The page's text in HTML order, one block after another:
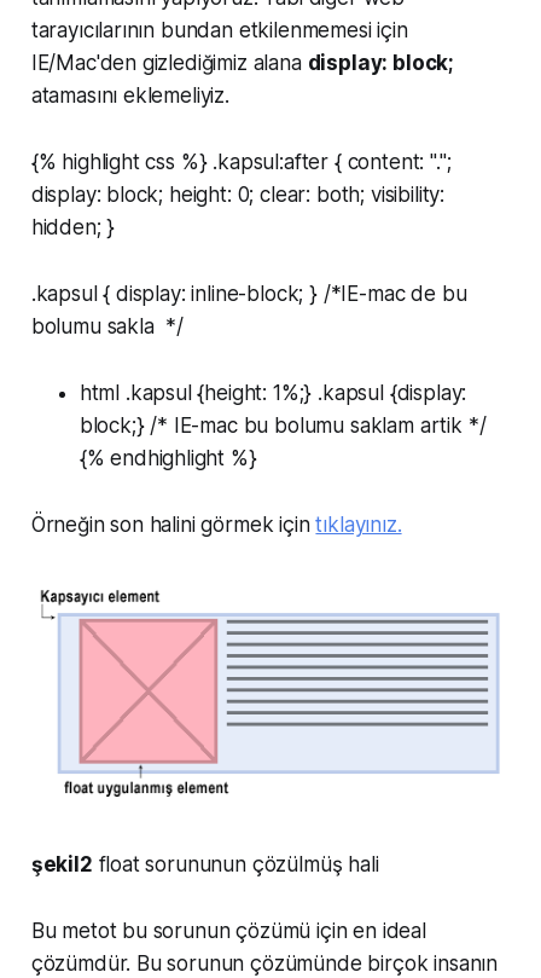
tarayıcılarının bundan etkilenmemesi için
IE/Mac'den gizlediğimiz alana display: block;
atamasını eklemeliyiz.
{% highlight css %} .kapsul:after { content: ".";
display: block; height: 0; clear: both; visibility:
hidden; }
.kapsul { display: inline-block; } /*IE-mac de bu
bolumu sakla */
html .kapsul {height: 1%;} .kapsul {display:
block;} /* IE-mac bu bolumu saklam artik */
{% endhighlight %}
Örneğin son halini görmek içintıklayınız.
şekil2 float sorununun çözülmüş hali
Bu metot bu sorunun çözümü için en ideal
çözümdür. Bu sorunun çözümünde birçok insanın